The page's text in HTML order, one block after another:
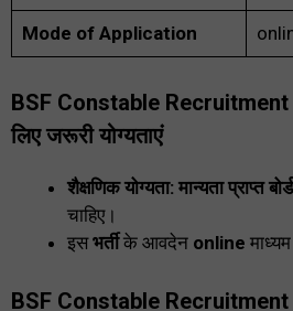
Mode of Application
BSF Constable
लिए जरूरी योग्यताएं
शैक्षणिक योग्यता: मान्यता प्राप्त
चाहिए।
इसभर्तीके आवदेन online
BSF Constable